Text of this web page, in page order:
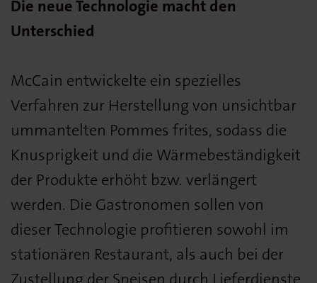
Die neue Technologie macht den
Unterschied
McCain entwickelte ein spezielles
Verfahren zur Herstellung von unsichtbar
ummantelten Pommes frites, sodass die
Knusprigkeit und die Wärmebeständigkeit
der Produkte erhöht bzw. verlängert
werden. Die Gastronomen sollen von
dieser Technologie profitieren sowohl im
stationären Restaurant, als auch bei der
Zustellung der Speisen durch Lieferdienste